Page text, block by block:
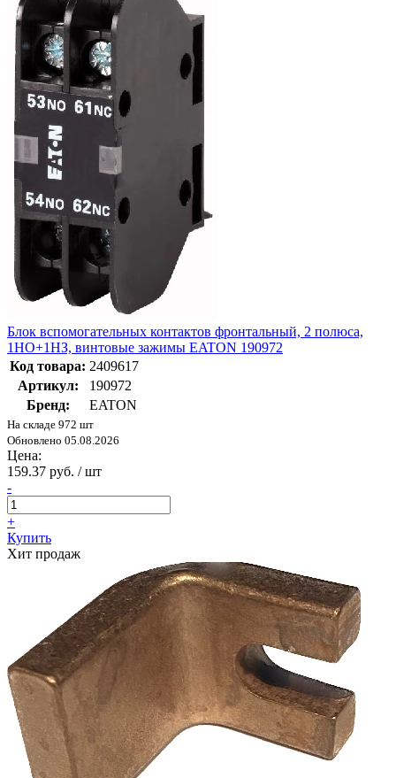
Блок вспомогательных контактов фронтальный, 2 полюса,
1НО+1НЗ, винтовые зажимы EATON 190972
Код товара: 2409617
Артикул:
190972
Бренд:
EATON
На складе 972 шт
Обновлено 05.08.2026
Цена:
159.37 руб. / шт
-
+
Купить
Хит продаж